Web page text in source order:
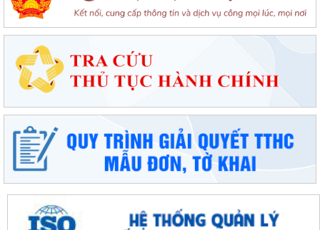
Đặc khu Cát Hải quyết tâm thực hiện thắng lợi Nghị quyết số 11-
NQ/TU, tạo động lực tăng trưởng...
Đặc khu Cát Hải đẩy mạnh triển khai Nghị quyết số 57-NQ/TW, tạo đột
phá về khoa học, công nghệ và...
UBND đặc khu Cát Hải đánh giá kết quả phát triển kinh tế - xã hội tháng
7, triển khai nhiệm vụ...
Đặc khu Cát Hải đẩy mạnh chuyển đổi số, thúc đẩy thanh toán không
dùng tiền mặt trong lĩnh vực du...
Đặc khu Cát Hải đẩy mạnh thực hiện Nghị quyết số 68-NQ/TW về phát